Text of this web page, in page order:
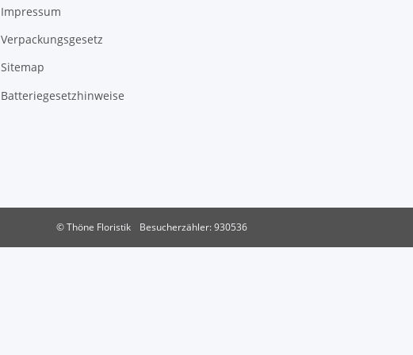
Impressum
Verpackungsgesetz
Sitemap
Batteriegesetzhinweise
© Thöne Floristik Besucherzähler: 930536